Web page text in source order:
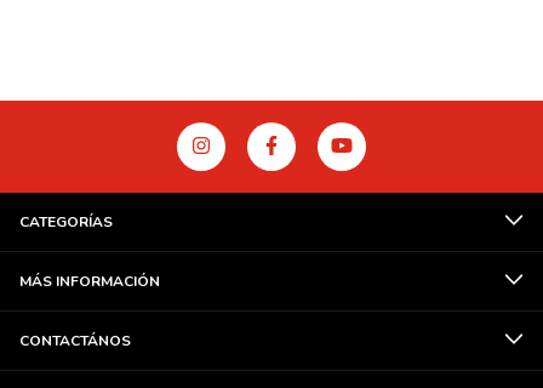
CATEGORÍAS
MÁS INFORMACIÓN
CONTACTÁNOS